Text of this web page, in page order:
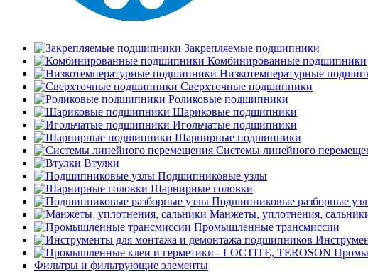
Закрепляемые подшипники
Комбинированные подшипники
Низкотемпературные
Сверхточные подшипники
Роликовые подшипники
Шариковые подшипники
Игольчатые подшипники
Шарнирные подшипники
Системы линейного
Втулки
Подшипниковые узлы
Шарнирные головки
Подшипниковые разборные
Манжеты, уплотнения,
Промышленные трансмиссии
Фильтры и фильтрующие элементы